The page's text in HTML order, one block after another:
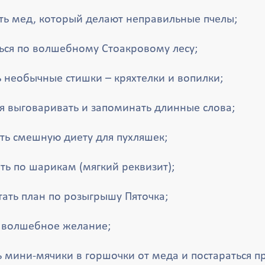
мед, который делают неправильные пчелы;
по волшебному Стоакровому лесу;
необычные стишки – кряхтелки и вопилки;
выговаривать и запоминать длинные слова;
смешную диету для пухляшек;
по шарикам (мягкий реквизит);
план по розыгрышу Пяточка;
волшебное желание;
мини-мячики в горшочки от меда и постараться